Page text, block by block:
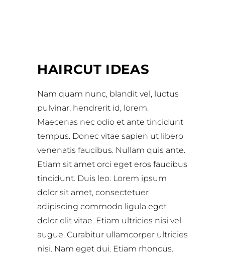
HAIRCUT IDEAS
Nam quam nunc, blandit vel, luctus
pulvinar, hendrerit id, lorem.
Maecenas nec odio et ante tincidunt
tempus. Donec vitae sapien ut libero
venenatis faucibus. Nullam quis ante.
Etiam sit amet orci eget eros faucibus
tincidunt. Duis leo. Lorem ipsum
dolor sit amet, consectetuer
adipiscing commodo ligula eget
dolor elit vitae. Etiam ultricies nisi vel
augue. Curabitur ullamcorper ultricies
nisi. Nam eget dui. Etiam rhoncus.